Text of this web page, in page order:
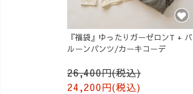
『福袋』ゆったりガーゼロンT + バ
ルーンパンツ/カーキコーデ
26,400円(税込)
24,200円(税込)